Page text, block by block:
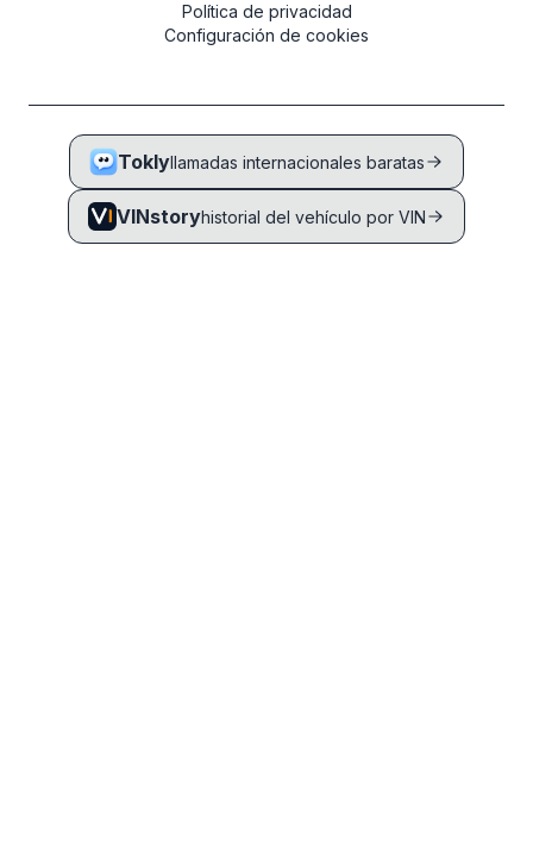
Política de privacidad
Configuración de cookies
Toklyllamadas internacionales baratas
VINstoryhistorial del vehículo por VIN